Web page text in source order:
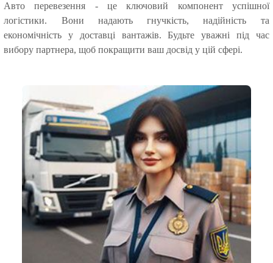
Авто перевезення - це ключовий компонент успішної
логістики. Вони надають гнучкість, надійність та
економічність у доставці вантажів. Будьте уважні під час
вибору партнера, щоб покращити ваш досвід у цій сфері.